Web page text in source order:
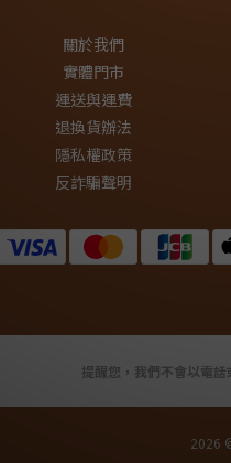
關於我們
實體門市
運送與運費
退換貨辦法
隱私權政策
反詐騙聲明
提醒您，我們不會以電
2026